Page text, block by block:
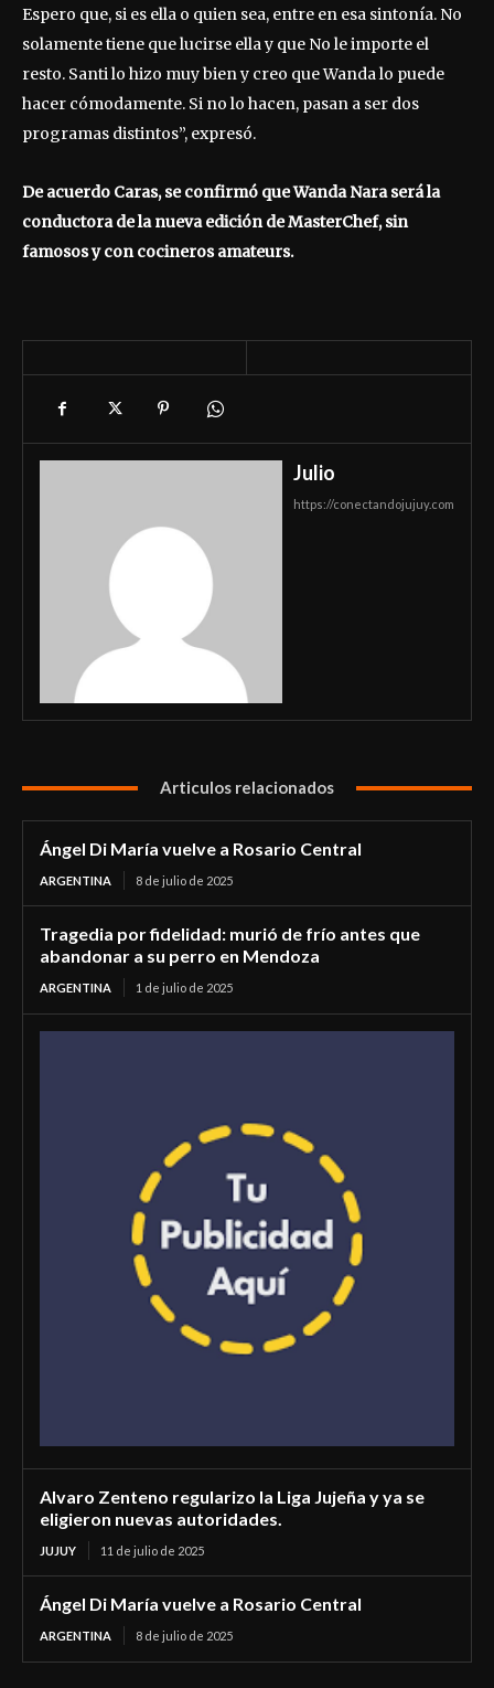
Espero que, si es ella o quien sea, entre en esa sintonía. No
solamente tiene que lucirse ella y que No le importe el
resto. Santi lo hizo muy bien y creo que Wanda lo puede
hacer cómodamente. Si no lo hacen, pasan a ser dos
programas distintos”, expresó.
De acuerdo Caras, se confirmó que Wanda Nara será la
conductora de la nueva edición de MasterChef, sin
famosos y con cocineros amateurs.
Julio
https://conectandojujuy.com
Articulos relacionados
Ángel Di María vuelve a Rosario Central
ARGENTINA 8 de julio de 2025
Tragedia por fidelidad: murió de frío antes que
abandonar a su perro en Mendoza
ARGENTINA 1 de julio de 2025
Alvaro Zenteno regularizo la Liga Jujeña y ya se
eligieron nuevas autoridades.
JUJUY 11 de julio de 2025
Ángel Di María vuelve a Rosario Central
ARGENTINA 8 de julio de 2025